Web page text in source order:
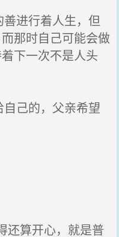
进行着人生，但
那时自己可能会做
下一次不是人头
己的，父亲希望
还算开心，就是普